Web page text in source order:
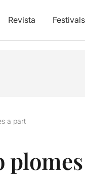
Revista Festivals
a part